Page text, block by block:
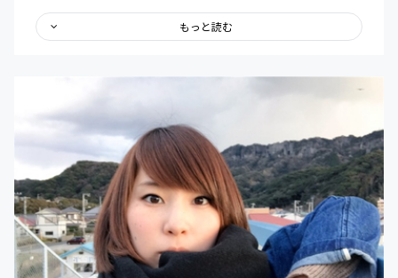
・各講師に質問スレッド
・息抜きスレッド
・仕事依頼スレッド
・Todo・作業報告スレッド
その他にもオフラインでの勉強会やイベント、ゲストを招
いての対談なども予定してます。
参加者の方も受け身にならず、一緒にコンテンツを作り上
げれれば、と思います
もっと読む